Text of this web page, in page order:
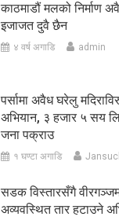
काठमाडौं मलको निर्माण
इजाजत दुवै छैन
४ वर्ष अगाडि admin
पर्सामा अवैध घरेलु
अभियान, ३ हजार ५ सय
जना पक्राउ
१ घण्टा अगाडि
सडक विस्तारसँगै
अव्यवस्थित तार हटाउने